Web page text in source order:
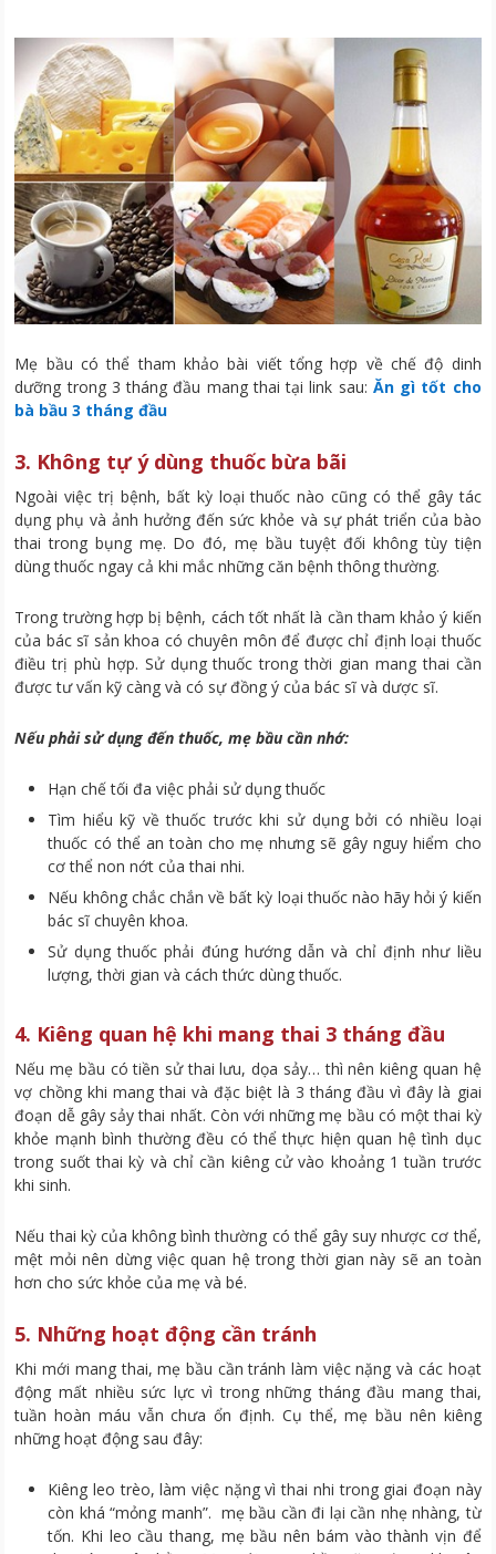
Mẹ bầu có thể tham khảo bài viết tổng hợp về chế độ dinh
dưỡng trong 3 tháng đầu mang thai tại link sau: Ăn gì tốt cho
bà bầu 3 tháng đầu
3. Không tự ý dùng thuốc bừa bãi
Ngoài việc trị bệnh, bất kỳ loại thuốc nào cũng có thể gây tác
dụng phụ và ảnh hưởng đến sức khỏe và sự phát triển của bào
thai trong bụng mẹ. Do đó, mẹ bầu tuyệt đối không tùy tiện
dùng thuốc ngay cả khi mắc những căn bệnh thông thường.
Trong trường hợp bị bệnh, cách tốt nhất là cần tham khảo ý kiến
của bác sĩ sản khoa có chuyên môn để được chỉ định loại thuốc
điều trị phù hợp. Sử dụng thuốc trong thời gian mang thai cần
được tư vấn kỹ càng và có sự đồng ý của bác sĩ và dược sĩ.
Nếu phải sử dụng đến thuốc, mẹ bầu cần nhớ:
Hạn chế tối đa việc phải sử dụng thuốc
Tìm hiểu kỹ về thuốc trước khi sử dụng bởi có nhiều loại
thuốc có thể an toàn cho mẹ nhưng sẽ gây nguy hiểm cho
cơ thể non nớt của thai nhi.
Nếu không chắc chắn về bất kỳ loại thuốc nào hãy hỏi ý kiến
bác sĩ chuyên khoa.
Sử dụng thuốc phải đúng hướng dẫn và chỉ định như liều
lượng, thời gian và cách thức dùng thuốc.
4. Kiêng quan hệ khi mang thai 3 tháng đầu
Nếu mẹ bầu có tiền sử thai lưu, dọa sảy… thì nên kiêng quan hệ
vợ chồng khi mang thai và đặc biệt là 3 tháng đầu vì đây là giai
đoạn dễ gây sảy thai nhất. Còn với những mẹ bầu có một thai kỳ
khỏe mạnh bình thường đều có thể thực hiện quan hệ tình dục
trong suốt thai kỳ và chỉ cần kiêng cử vào khoảng 1 tuần trước
khi sinh.
Nếu thai kỳ của không bình thường có thể gây suy nhược cơ thể,
mệt mỏi nên dừng việc quan hệ trong thời gian này sẽ an toàn
hơn cho sức khỏe của mẹ và bé.
5. Những hoạt động cần tránh
Khi mới mang thai, mẹ bầu cần tránh làm việc nặng và các hoạt
động mất nhiều sức lực vì trong những tháng đầu mang thai,
tuần hoàn máu vẫn chưa ổn định. Cụ thể, mẹ bầu nên kiêng
những hoạt động sau đây:
Kiêng leo trèo, làm việc nặng vì thai nhi trong giai đoạn này
còn khá “mỏng manh”. mẹ bầu cần đi lại cần nhẹ nhàng, từ
tốn. Khi leo cầu thang, mẹ bầu nên bám vào thành vịn để